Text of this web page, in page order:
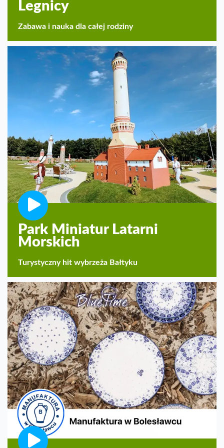
Legnicy
Zabawa i nauka dla całej rodziny
Park Miniatur Latarni
Morskich
Turystyczny hit wybrzeża Bałtyku